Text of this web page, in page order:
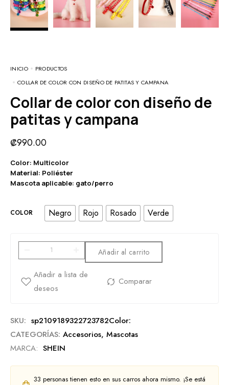
INICIO
PRODUCTOS
COLLAR DE COLOR CON DISEÑO DE PATITAS Y CAMPANA
Collar de color con diseño de
patitas y campana
₡990.00
Color: Multicolor
Material: Poliéster
Mascota aplicable: gato/perro
COLOR Negro Rojo Rosado Verde
Añadir al carrito
SKU: sp2109189322723782Color:
CATEGORÍAS: Accesorios, Mascotas
MARCA: SHEIN
33 personas tienen esto en sus carros ahora mismo. ¡Se está